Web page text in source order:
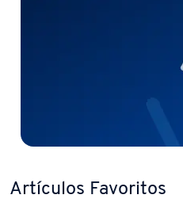
Artículos Favoritos